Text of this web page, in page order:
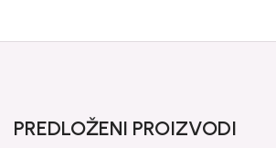
PREDLOŽENI PROIZVODI